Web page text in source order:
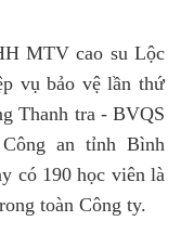
MTV cao su Lộc
vụ bảo vệ lần thứ
Thanh tra - BVQS
an tỉnh Bình
có 190 học viên là
toàn Công ty.